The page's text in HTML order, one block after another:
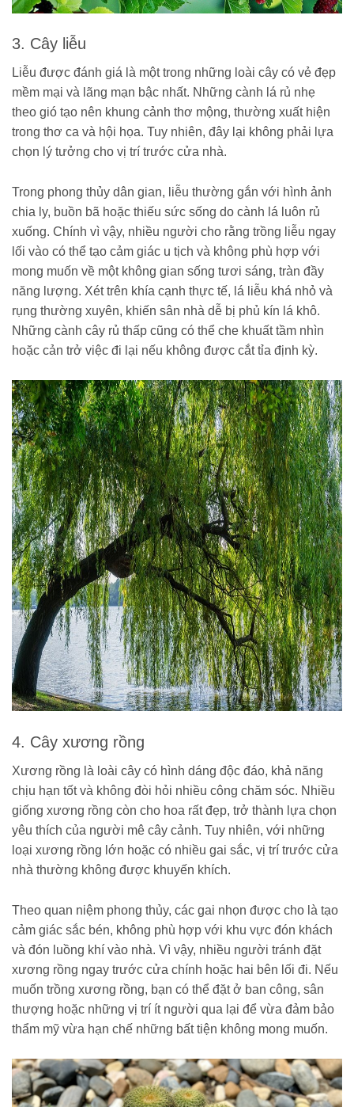
3. Cây liễu
Liễu được đánh giá là một trong những loài cây có vẻ đẹp
mềm mại và lãng mạn bậc nhất. Những cành lá rủ nhẹ
theo gió tạo nên khung cảnh thơ mộng, thường xuất hiện
trong thơ ca và hội họa. Tuy nhiên, đây lại không phải lựa
chọn lý tưởng cho vị trí trước cửa nhà.
Trong phong thủy dân gian, liễu thường gắn với hình ảnh
chia ly, buồn bã hoặc thiếu sức sống do cành lá luôn rủ
xuống. Chính vì vậy, nhiều người cho rằng trồng liễu ngay
lối vào có thể tạo cảm giác u tịch và không phù hợp với
mong muốn về một không gian sống tươi sáng, tràn đầy
năng lượng. Xét trên khía cạnh thực tế, lá liễu khá nhỏ và
rụng thường xuyên, khiến sân nhà dễ bị phủ kín lá khô.
Những cành cây rủ thấp cũng có thể che khuất tầm nhìn
hoặc cản trở việc đi lại nếu không được cắt tỉa định kỳ.
4. Cây xương rồng
Xương rồng là loài cây có hình dáng độc đáo, khả năng
chịu hạn tốt và không đòi hỏi nhiều công chăm sóc. Nhiều
giống xương rồng còn cho hoa rất đẹp, trở thành lựa chọn
yêu thích của người mê cây cảnh. Tuy nhiên, với những
loại xương rồng lớn hoặc có nhiều gai sắc, vị trí trước cửa
nhà thường không được khuyến khích.
Theo quan niệm phong thủy, các gai nhọn được cho là tạo
cảm giác sắc bén, không phù hợp với khu vực đón khách
và đón luồng khí vào nhà. Vì vậy, nhiều người tránh đặt
xương rồng ngay trước cửa chính hoặc hai bên lối đi. Nếu
muốn trồng xương rồng, bạn có thể đặt ở ban công, sân
thượng hoặc những vị trí ít người qua lại để vừa đảm bảo
thẩm mỹ vừa hạn chế những bất tiện không mong muốn.